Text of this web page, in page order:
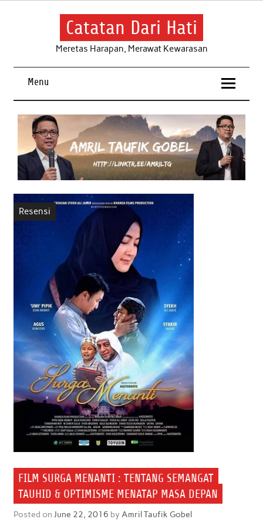
Skip
Catatan Dari Hati
Meretas Harapan, Merawat Kewarasan
Menu
Resensi
FILM SURGA MENANTI : TENTANG SEMANGAT
TAUHID & OPTIMISME MENATAP MASA DEPAN
Posted on June 22, 2016 by Amril Taufik Gobel